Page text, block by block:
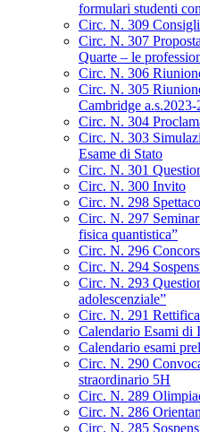
formulari studenti
Circ. N. 309
Circ. N. 307
Quarte – le
Circ. N. 306
Circ. N. 305
Cambridge a.s.2023-
Circ. N. 304
Circ. N. 303
Esame di Stato
Circ. N. 301
Circ. N. 300 Invito
Circ. N. 298
Circ. N. 297
fisica quantistica”
Circ. N. 296
Circ. N. 294
Circ. N. 293
adolescenziale”
Circ. N. 291
Calendario Esami di
Calendario esami
Circ. N. 290
straordinario 5H
Circ. N. 289
Circ. N. 286
Circ. N. 285